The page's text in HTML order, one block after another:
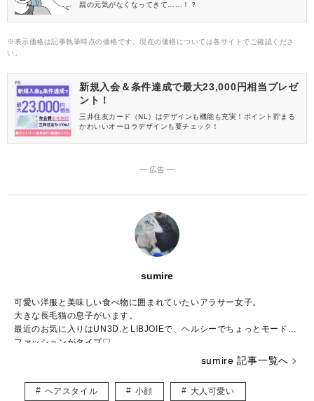
親の元気がなくなってきて……！？
※表示価格は記事執筆時点の価格です。現在の価格については各サイトでご確認くださ
い。
新規入会＆条件達成で最大23,000円相当プレゼ
ント！
三井住友カード（NL）はデザインも機能も充実！ポイント貯まる
かわいいオーロラデザインも要チェック！
― 広告 ―
sumire
可愛い洋服と美味しい食べ物に囲まれていたいアラサー女子。
大きな長毛猫の息子がいます。
最近のお気に入りはUN3D.とLIBJOIEで、ヘルシーでちょっとモードな
ファッションがタイプ♡
普段はWEBライター兼パーソナルスタイリストとして活動中。
結婚や出産など転機の多い20～30代ママに向けて、“似合う”と“好き”を
取り入れたコーデ術を日々研究・発信しています。
★インスタ
sumire 記事一覧へ
ヘアスタイル 小顔 大人可愛い